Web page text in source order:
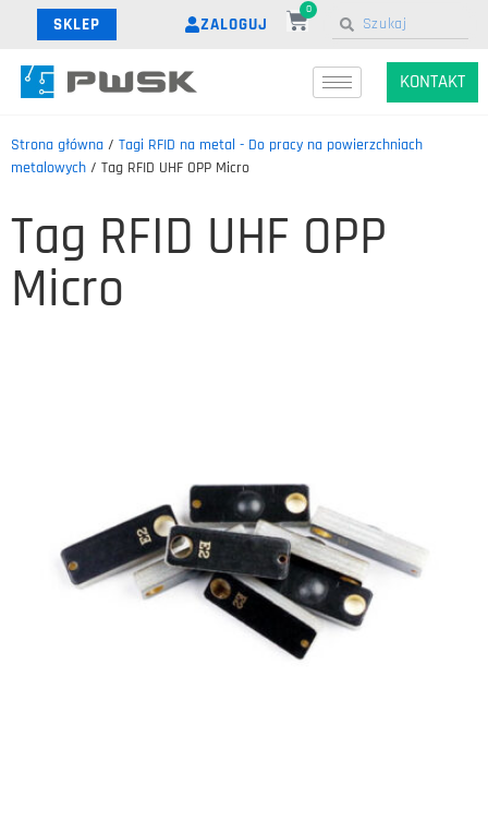
SKLEP ZALOGUJ
0
KONTAKT
Strona główna / Tagi RFID na metal - Do pracy na powierzchniach
metalowych / Tag RFID UHF OPP Micro
Tag RFID UHF OPP
Micro